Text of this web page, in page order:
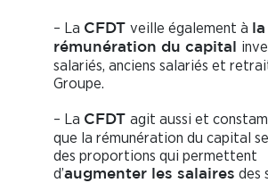
– La CFDT veille également à
rémunération du capital
salariés, anciens salariés et
Groupe.
– La CFDT agit aussi et
que la rémunération du capital
des proportions qui permettent
d’augmenter les salaires des